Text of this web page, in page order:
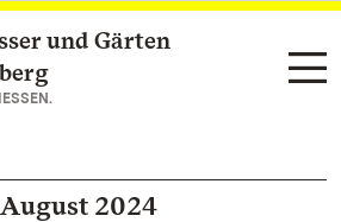
springenund Gärten
2024